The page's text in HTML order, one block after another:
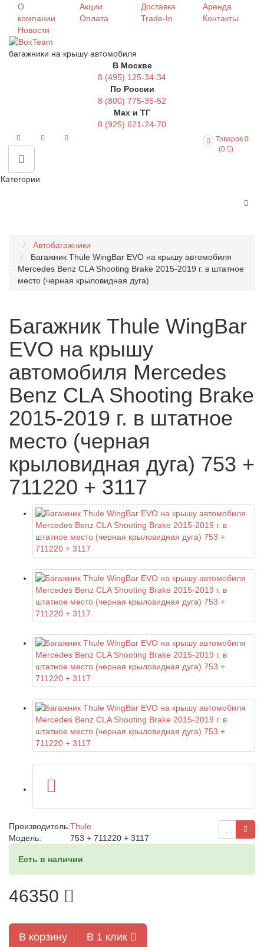
О
компании
Новости
Акции
Оплата
Доставка
Trade-In
Аренда
Контакты
багажники на крышу автомобиля
В Москве
8 (495) 125-34-34
По России
8 (800) 775-35-52
Max и ТГ
8 (925) 621-24-70
Товаров 0
(0
)
Категории
Автобагажники
Багажник Thule WingBar EVO на крышу автомобиля
Mercedes Benz CLA Shooting Brake 2015-2019 г. в штатное
место (черная крыловидная дуга)
Багажник Thule WingBar
EVO на крышу
автомобиля Mercedes
Benz CLA Shooting Brake
2015-2019 г. в штатное
место (черная
крыловидная дуга) 753 +
711220 + 3117
Производитель:Thule
Модель:
753 + 711220 + 3117
Есть в наличии
46350
В корзину В 1 клик